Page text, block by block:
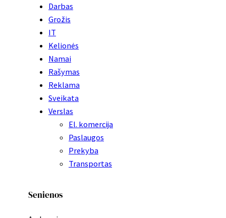
Darbas
Grožis
IT
Kelionės
Namai
Rašymas
Reklama
Sveikata
Verslas
El. komercija
Paslaugos
Prekyba
Transportas
Senienos